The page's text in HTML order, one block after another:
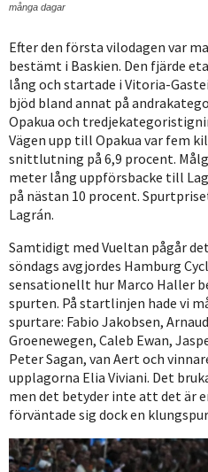
många dagar
Efter den första vilodagen var
bestämt i Baskien. Den fjärde
lång och startade i Vitoria-
bjöd bland annat på
Opakua och
Vägen upp till Opakua var fem
snittlutning på 6,9 procent.
meter lång uppförsbacke till
på nästan 10 procent.
Lagrán.
Samtidigt med Vueltan pågår
söndags avgjordes Hamburg
sensationellt hur Marco Haller
spurten. På startlinjen hade vi
spurtare: Fabio Jakobsen,
Groenewegen, Caleb Ewan,
Peter Sagan, van Aert och
upplagorna Elia Viviani. Det
men det betyder inte att det är
förväntade sig dock en